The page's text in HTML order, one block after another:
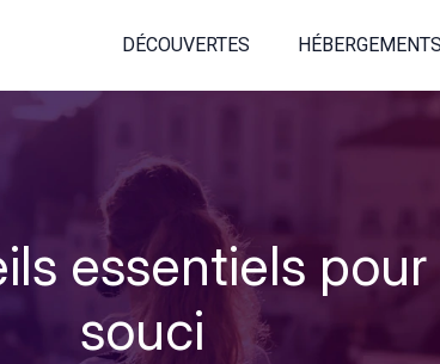
DÉCOUVERTES HÉBERGEMENTS
essentiels
souci